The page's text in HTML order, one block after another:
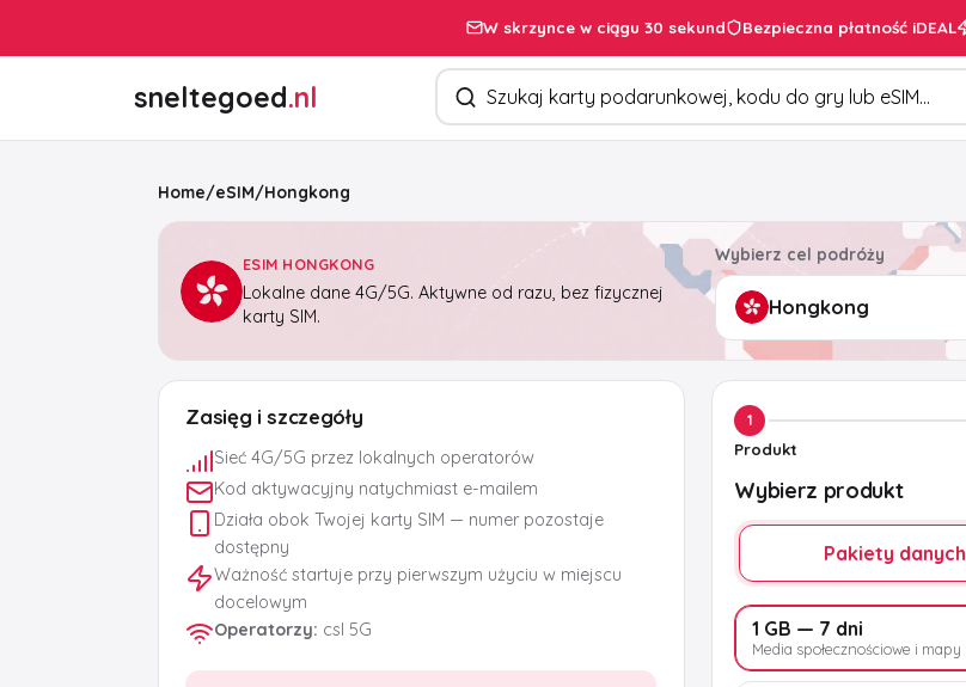
W skrzynce w ciągu 30 sekund Bezpieczna płatność iDEAL
sneltegoed.nl Szukaj produktów
Home/eSIM/Hongkong
ESIM HONGKONG
Lokalne dane 4G/5G. Aktywne od razu, bez fizycznej
karty SIM.
Wybierz cel podróży
Zasięg i szczegóły
Sieć 4G/5G przez lokalnych operatorów
Kod aktywacyjny natychmiast e-mailem
Działa obok Twojej karty SIM — numer pozostaje
dostępny
Ważność startuje przy pierwszym użyciu w miejscu
docelowym
Operatorzy: csl 5G
1
Produkt
Wybierz produkt
Pakiety danych
1 GB — 7 dni
Media społecznościowe i mapy